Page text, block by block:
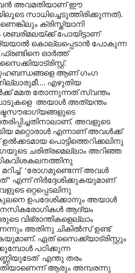
വൻ അവമതിയാണ് ഈ
സാധിച്ചെടുത്തിരിക്കുന്നത്).
ക്രിസ്ത്യാനി
പോയിട്ടാണ്
കൊല്ലപ്പെടാൻ പോകുന്ന
ഓർത്ത്
ആണ് ഗംഗ
എഴുതിയ
മമത തോന്നുന്നത് സ്വന്തം
അയാൾ അത്യന്തം
അവളുടെ
മറ്റൊരാൾ എന്നാണ് അവൾക്ക്
പൊട്ടിത്തെറിക്കലിനു
ചരിത്രമെല്ലാം അറിഞ്ഞ
‘രോഗമുണ്ടെന്ന് അവൾ
” എന്ന് നിർദ്ദേശിക്കുകയുമാണ്
ഒറ്റപ്പെടലിനു
ഉപദേശിക്കാനും അയാൾ
ആദ്യം
വിഭ്രാന്തികളെല്ലാം
അതിനു ചികിൽസ് ഉണ്ട്
ഏത് സൈക്ക്യാട്രിസ്റ്റും
പഠിക്കുന്ന
എന്തു തരം
ആരും അമ്പരന്നു